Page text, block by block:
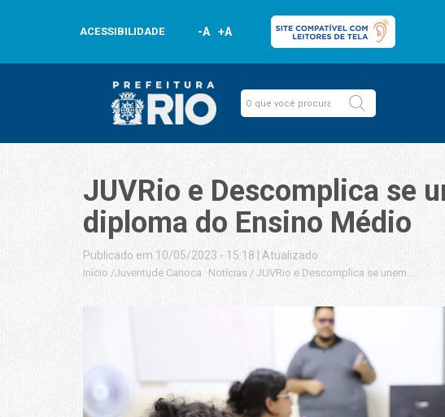
ACESSIBILIDADE -A +A
JUVRio e Descomplica se
diploma do Ensino Médio
Publicado em 10/05/2023 - 15:18 Atualizado
Início /Juventude Carioca Notícias / JUVRio e Descomplica se unem para